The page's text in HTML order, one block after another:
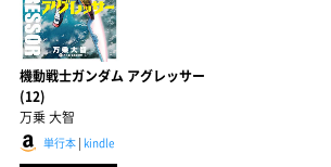
機動戦士ガンダム アグレッサー
(12)
万乗 大智
単行本 | kindle